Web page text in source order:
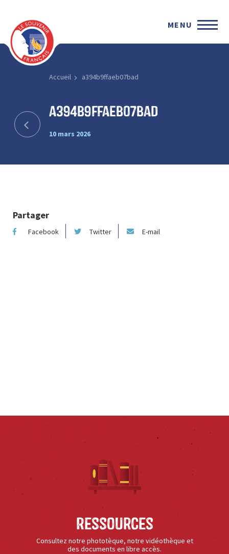
MENU
Accueil a394b9ffaeb07bad
a394b9ffaeb07bad
10 mars 2026
Partager
Facebook Twitter E-mail
Ressources
Consultez notre phototèque, notre vidéothèque et
des documents en libre accès.